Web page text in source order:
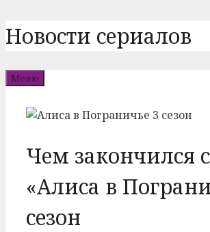
Перейти
к
Новости сериалов
Меню
Чем закончился
«Алиса в
сезон